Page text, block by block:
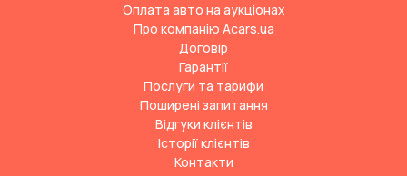
Оплата авто на аукціонах
Про компанію Acars.ua
Договір
Гарантії
Послуги та тарифи
Поширені запитання
Відгуки клієнтів
Історії клієнтів
Контакти